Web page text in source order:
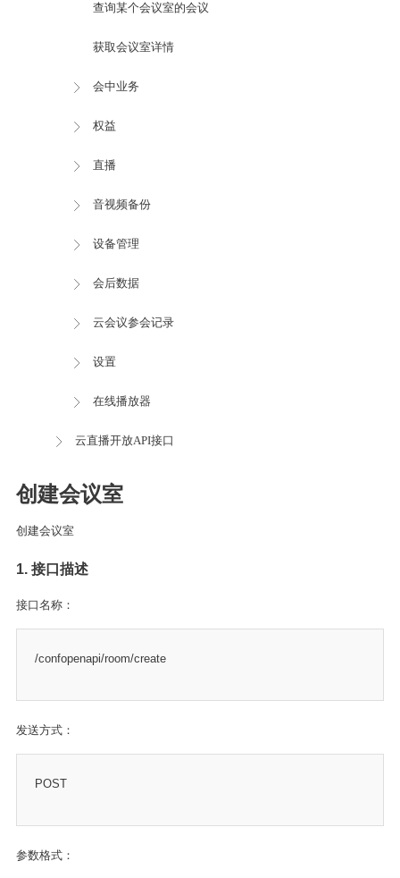
查询某个会议室的会议
获取会议室详情
会中业务
权益
直播
音视频备份
设备管理
会后数据
云会议参会记录
设置
在线播放器
云直播开放API接口
创建会议室
创建会议室
1. 接口描述
接口名称：
/confopenapi/room/create
发送方式：
POST
参数格式：